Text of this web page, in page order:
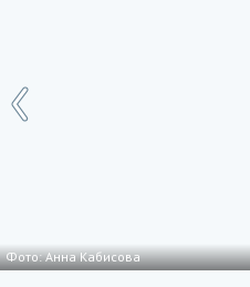
Фото: Анна Кабисова